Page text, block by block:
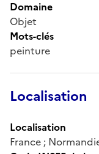
Domaine
Objet
Mots-clés
peinture
Localisation
Localisation
France ;